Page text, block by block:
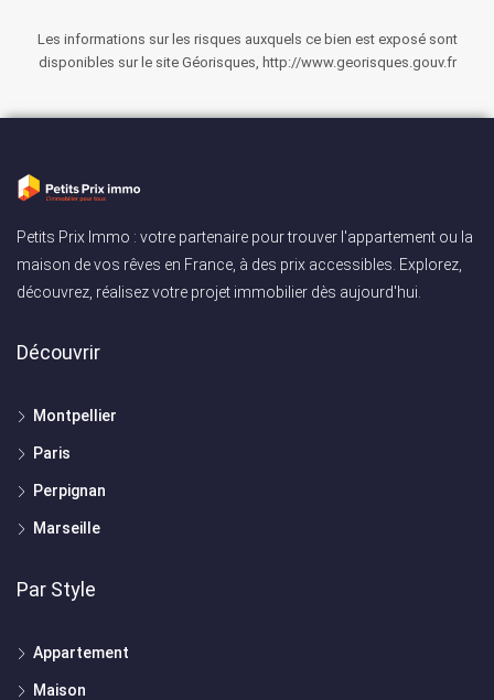
Les informations sur les risques auxquels ce bien est exposé sont
disponibles sur le site Géorisques, http://www.georisques.gouv.fr
Petits Prix Immo : votre partenaire pour trouver l'appartement ou la
maison de vos rêves en France, à des prix accessibles. Explorez,
découvrez, réalisez votre projet immobilier dès aujourd'hui.
Découvrir
Montpellier
Paris
Perpignan
Marseille
Par Style
Appartement
Maison